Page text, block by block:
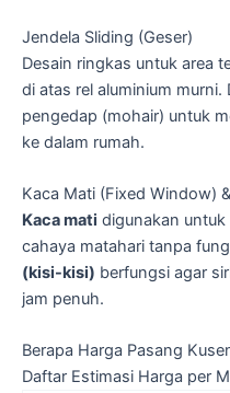
Jendela Sliding (Geser)
Desain ringkas untuk area
di atas rel aluminium
pengedap (mohair) untuk
ke dalam rumah.
Kaca Mati (Fixed Window)
Kaca mati digunakan
cahaya matahari tanpa
(kisi-kisi) berfungsi agar
jam penuh.
Berapa Harga Pasang
Daftar Estimasi Harga per